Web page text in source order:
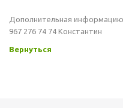
Дополнительная
967 276 74 74 Константин
Вернуться